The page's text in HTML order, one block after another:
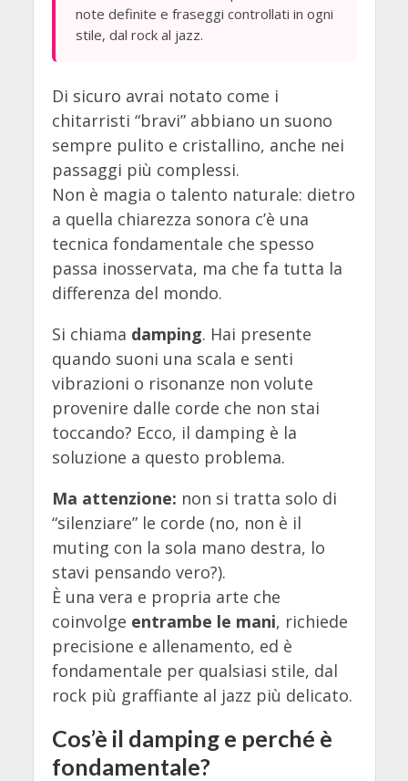
note definite e fraseggi controllati in ogni
stile, dal rock al jazz.
Di sicuro avrai notato come i
chitarristi “bravi” abbiano un suono
sempre pulito e cristallino, anche nei
passaggi più complessi.
Non è magia o talento naturale: dietro
a quella chiarezza sonora c’è una
tecnica fondamentale che spesso
passa inosservata, ma che fa tutta la
differenza del mondo.
Si chiama damping. Hai presente
quando suoni una scala e senti
vibrazioni o risonanze non volute
provenire dalle corde che non stai
toccando? Ecco, il damping è la
soluzione a questo problema.
Ma attenzione: non si tratta solo di
“silenziare” le corde (no, non è il
muting con la sola mano destra, lo
stavi pensando vero?).
È una vera e propria arte che
coinvolge entrambe le mani, richiede
precisione e allenamento, ed è
fondamentale per qualsiasi stile, dal
rock più graffiante al jazz più delicato.
Cos’è il damping e perché è
fondamentale?